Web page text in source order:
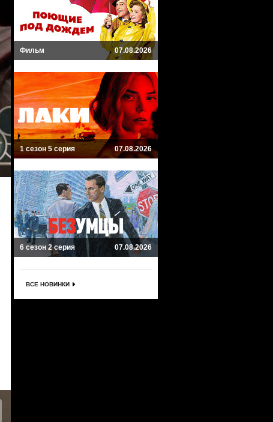
Фильм 07.08.2026
1 сезон 5 серия 07.08.2026
6 сезон 2 серия 07.08.2026
ВСЕ НОВИНКИ